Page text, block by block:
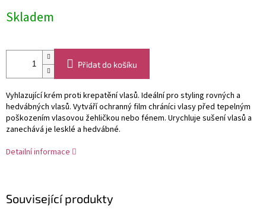
cena:
Skladem
Přidat do košíku
Vyhlazující krém proti krepatění vlasů. Ideální pro styling rovných a
hedvábných vlasů. Vytváří ochranný film chráníci vlasy před tepelným
poškozením vlasovou žehličkou nebo fénem. Urychluje sušení vlasů a
zanechává je lesklé a hedvábné.
Detailní informace
Související produkty